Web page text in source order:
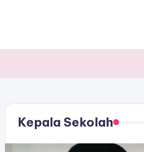
Kepala Sekolah